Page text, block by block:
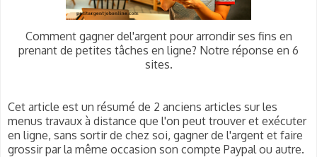
Comment gagner del'argent pour arrondir ses fins en
prenant de petites tâches en ligne? Notre réponse en 6
sites.
Cet article est un résumé de 2 anciens articles sur les
menus travaux à distance que l'on peut trouver et exécuter
en ligne, sans sortir de chez soi, gagner de l'argent et faire
grossir par la même occasion son compte Paypal ou autre.